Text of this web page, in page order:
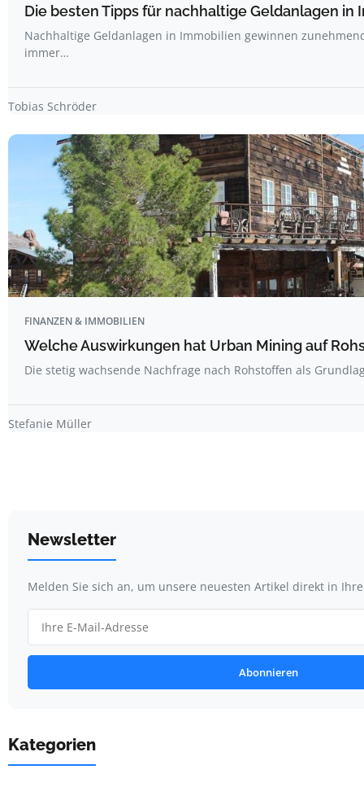
Die besten Tipps für nachhaltige Geldanlagen in
Nachhaltige Geldanlagen in Immobilien gewinnen
immer…
Tobias Schröder
FINANZEN & IMMOBILIEN
Welche Auswirkungen hat Urban Mining auf
Die stetig wachsende Nachfrage nach Rohstoffen als
Stefanie Müller
Newsletter
Melden Sie sich an, um unsere neuesten Artikel direkt in
Abonnieren
Kategorien